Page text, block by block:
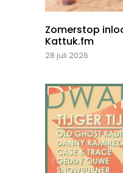
Zomerstop
Kattuk.fm
28 juli 2026